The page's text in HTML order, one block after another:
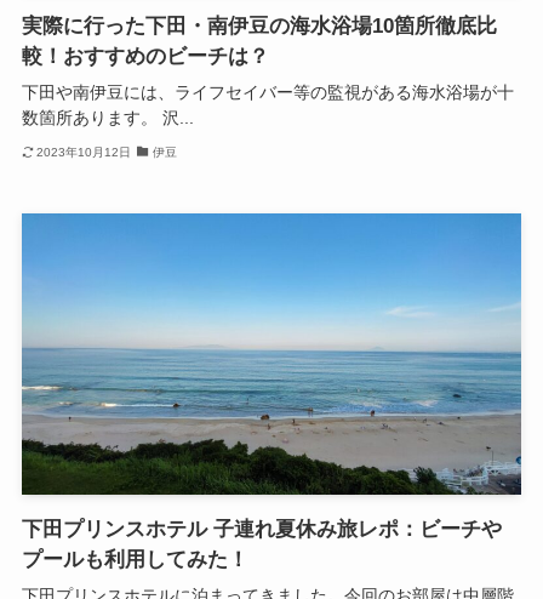
実際に行った下田・南伊豆の海水浴場10箇所徹底比
較！おすすめのビーチは？
下田や南伊豆には、ライフセイバー等の監視がある海水浴場が十
数箇所あります。 沢...
2023年10月12日 伊豆
下田プリンスホテル 子連れ夏休み旅レポ：ビーチや
プールも利用してみた！